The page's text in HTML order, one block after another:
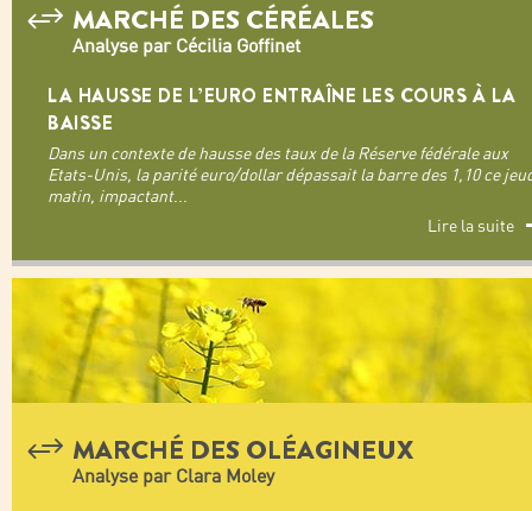
MARCHÉ DES CÉRÉALES
Analyse par Cécilia Goffinet
LA HAUSSE DE L’EURO ENTRAÎNE LES COURS À LA
BAISSE
Dans un contexte de hausse des taux de la Réserve fédérale aux
Etats-Unis, la parité euro/dollar dépassait la barre des 1,10 ce
matin, impactant...
Lire la suite
MARCHÉ DES OLÉAGINEUX
Analyse par Clara Moley